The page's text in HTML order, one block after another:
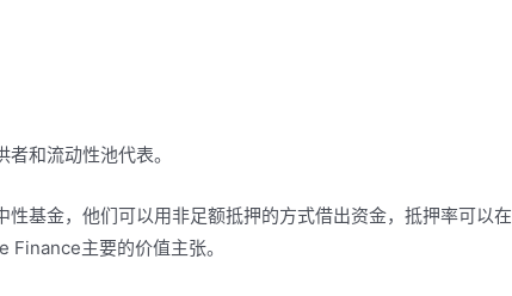
和流动性池代表。
基金，他们可以用非足额抵押的方式借出资金，抵押率可以在
主要的价值主张。